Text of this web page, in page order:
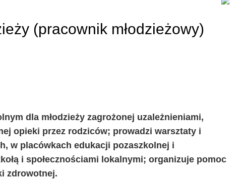
(pracownik młodzieżowy)
dla młodzieży zagrożonej uzależnieniami,
opieki przez rodziców; prowadzi warsztaty i
w placówkach edukacji pozaszkolnej i
i społecznościami lokalnymi; organizuje pomoc
zdrowotnej.